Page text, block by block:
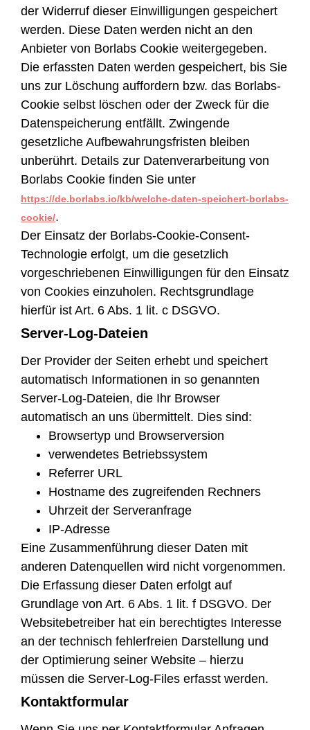
der Widerruf dieser Einwilligungen gespeichert
werden. Diese Daten werden nicht an den
Anbieter von Borlabs Cookie weitergegeben.
Die erfassten Daten werden gespeichert, bis Sie
uns zur Löschung auffordern bzw. das Borlabs-
Cookie selbst löschen oder der Zweck für die
Datenspeicherung entfällt. Zwingende
gesetzliche Aufbewahrungsfristen bleiben
unberührt. Details zur Datenverarbeitung von
Borlabs Cookie finden Sie unter
https://de.borlabs.io/kb/welche-daten-speichert-borlabs-
cookie/.
Der Einsatz der Borlabs-Cookie-Consent-
Technologie erfolgt, um die gesetzlich
vorgeschriebenen Einwilligungen für den Einsatz
von Cookies einzuholen. Rechtsgrundlage
hierfür ist Art. 6 Abs. 1 lit. c DSGVO.
Server-Log-Dateien
Der Provider der Seiten erhebt und speichert
automatisch Informationen in so genannten
Server-Log-Dateien, die Ihr Browser
automatisch an uns übermittelt. Dies sind:
Browsertyp und Browserversion
verwendetes Betriebssystem
Referrer URL
Hostname des zugreifenden Rechners
Uhrzeit der Serveranfrage
IP-Adresse
Eine Zusammenführung dieser Daten mit
anderen Datenquellen wird nicht vorgenommen.
Die Erfassung dieser Daten erfolgt auf
Grundlage von Art. 6 Abs. 1 lit. f DSGVO. Der
Websitebetreiber hat ein berechtigtes Interesse
an der technisch fehlerfreien Darstellung und
der Optimierung seiner Website – hierzu
müssen die Server-Log-Files erfasst werden.
Kontaktformular